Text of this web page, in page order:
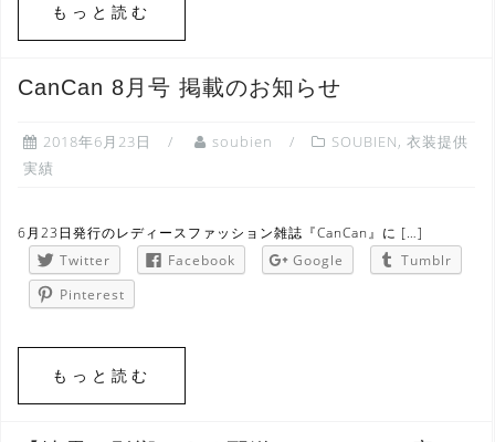
もっと読む
CanCan 8月号 掲載のお知らせ
2018年6月23日 soubien SOUBIEN, 衣装提供
実績
6月23日発行のレディースファッション雑誌『CanCan』に […]
Twitter
Facebook Google
Tumblr
Pinterest
もっと読む